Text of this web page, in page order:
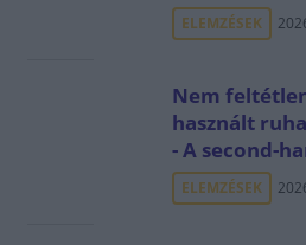
ELEMZÉSEK
Nem
használt
- A second-
ELEMZÉSEK